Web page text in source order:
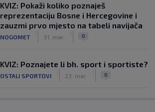
KVIZ: Pokaži koliko poznaješ
reprezentaciju Bosne i Hercegovine i
zauzmi prvo mjesto na tabeli navijača
NOGOMET 31. mar. 0
KVIZ: Poznajete li bh. sport i sportiste?
OSTALI SPORTOVI 23. mar. 0